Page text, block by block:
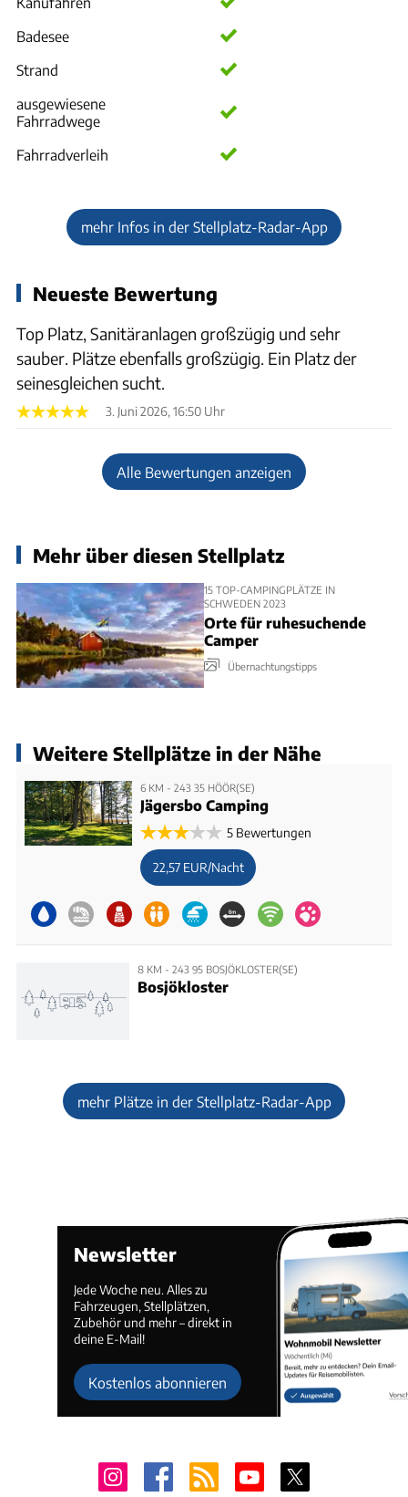
Badesee
Strand
ausgewiesene
Fahrradwege
Fahrradverleih
mehr Infos in der Stellplatz-Radar-App
Neueste Bewertung
Top Platz, Sanitäranlagen großzügig und sehr
sauber. Plätze ebenfalls großzügig. Ein Platz der
seinesgleichen sucht.
3. Juni 2026, 16:50 Uhr
Alle Bewertungen anzeigen
Mehr über diesen Stellplatz
15 TOP-CAMPINGPLÄTZE IN
SCHWEDEN 2023
Orte für ruhesuchende
Camper
Übernachtungstipps
Weitere Stellplätze in der Nähe
6 KM - 243 35 HÖÖR(SE)
Jägersbo Camping
5 Bewertungen
22,57 EUR/Nacht
8 KM - 243 95 BOSJÖKLOSTER(SE)
Bosjökloster
mehr Plätze in der Stellplatz-Radar-App
Newsletter
Jede Woche neu. Alles zu
Fahrzeugen, Stellplätzen,
Zubehör und mehr – direkt in
deine E-Mail!
Kostenlos abonnieren